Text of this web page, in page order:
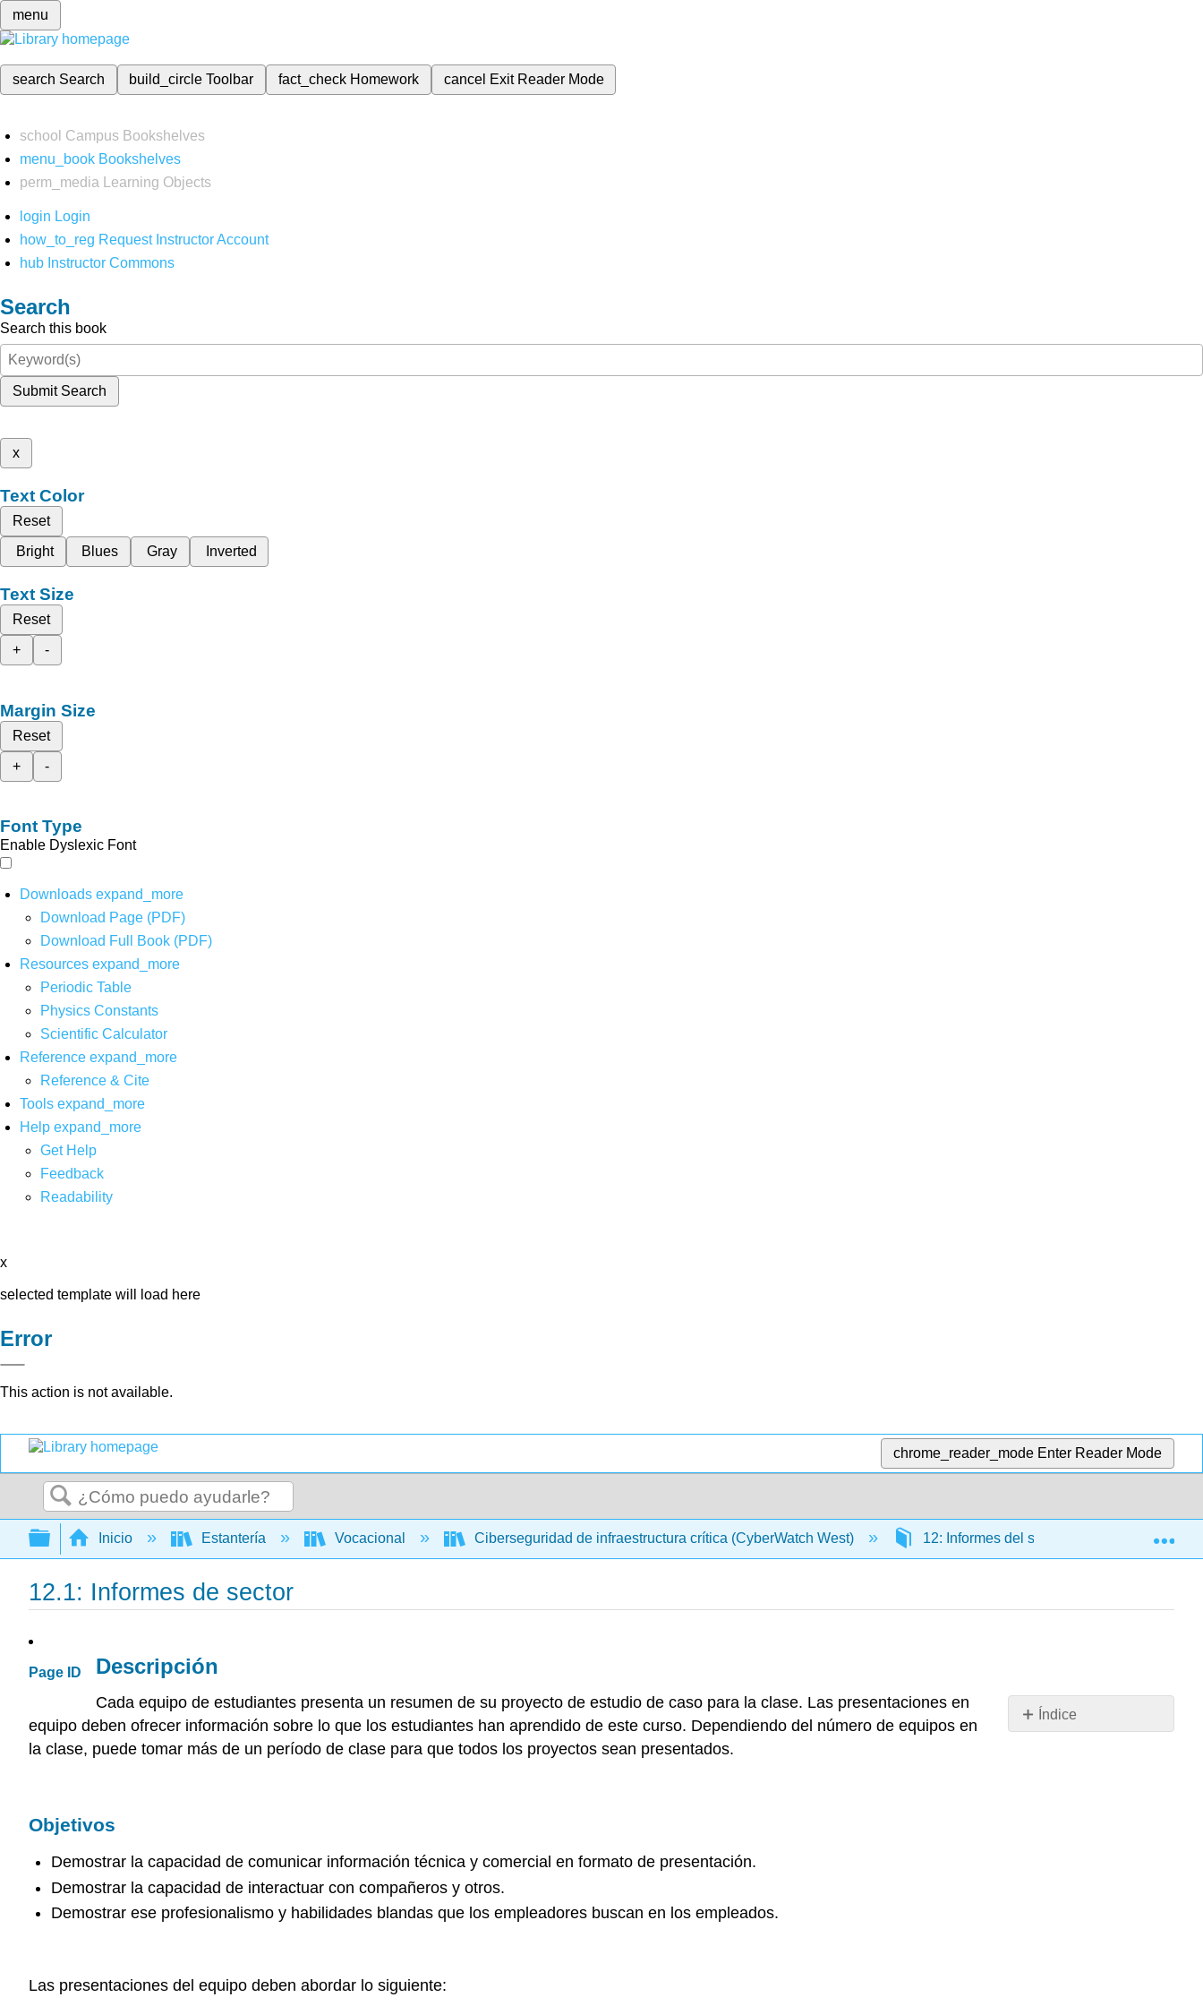
menu
search Search build_circleToolbar fact_check Homework cancel Exit Reader Mode
school Campus Bookshelves
menu_book Bookshelves
perm_media
Learning Objects
login Login
how_to_reg Request Instructor Account
hub Instructor Commons
Search
Search this book
Submit Search
x
Text Color
Reset
Bright
Blues Gray Inverted
Text Size
Reset
+
-
Margin Size
Reset
+
-
Font Type
Enable Dyslexic Font
Downloads expand_more
Download Page (PDF)
Download Full Book (PDF)
Resources expand_more
Periodic Table
Physics Constants
Scientific Calculator
Reference expand_more
Reference & Cite
Tools expand_more
Help expand_more
Get Help
Feedback
Readability
x
selected template will load here
Error
This action is not available.
chrome_reader_mode Enter Reader Mode
Buscar
Expandir/contraer jerarquía global
Inicio Estantería Vocacional Ciberseguridad de infraestructura crítica (CyberWatch West) 12: Informes del sector 12.1:
12.1: Informes de sector
Page ID
Índice
Descripción
Cada equipo de estudiantes presenta un resumen de su proyecto de estudio de caso para la clase. Las presentaciones en
equipo deben ofrecer información sobre lo que los estudiantes han aprendido de este curso. Dependiendo del número de equipos en
la clase, puede tomar más de un período de clase para que todos los proyectos sean presentados.
Objetivos
Demostrar la capacidad de comunicar información técnica y comercial en formato de presentación.
Demostrar la capacidad de interactuar con compañeros y otros.
Demostrar ese profesionalismo y habilidades blandas que los empleadores buscan en los empleados.
Las presentaciones del equipo deben abordar lo siguiente: